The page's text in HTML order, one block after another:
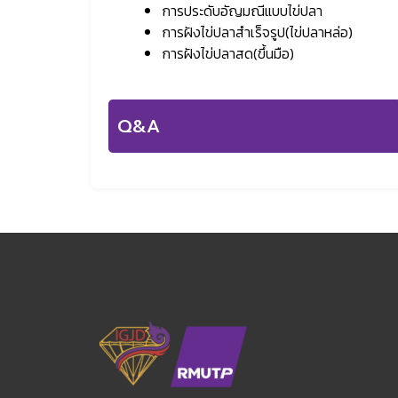
การประดับอัญมณีแบบไข่ปลา
การฝังไข่ปลาสำเร็จรูป(ไข่ปลาหล่อ)
การฝังไข่ปลาสด(ขึ้นมือ)
Q&A